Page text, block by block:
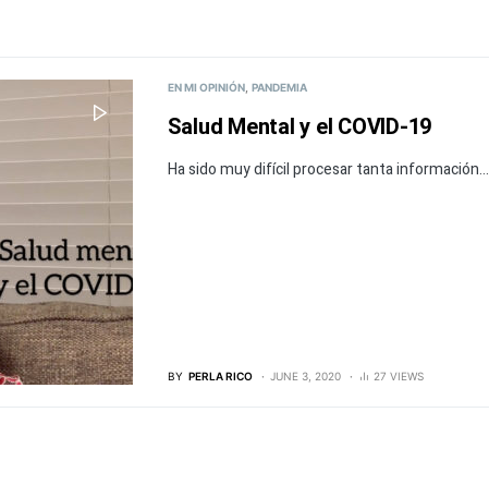
EN MI OPINIÓN PANDEMIA
Salud Mental y el COVID-19
Ha sido muy difícil procesar tanta información...
BY PERLA RICO JUNE 3, 2020 27 VIEWS